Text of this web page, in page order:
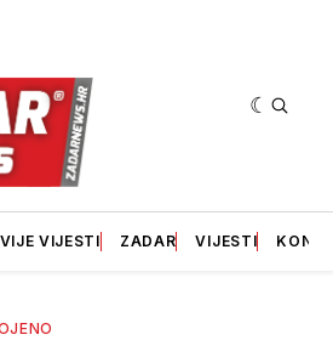
VIJESTI ZADAR VIJESTI